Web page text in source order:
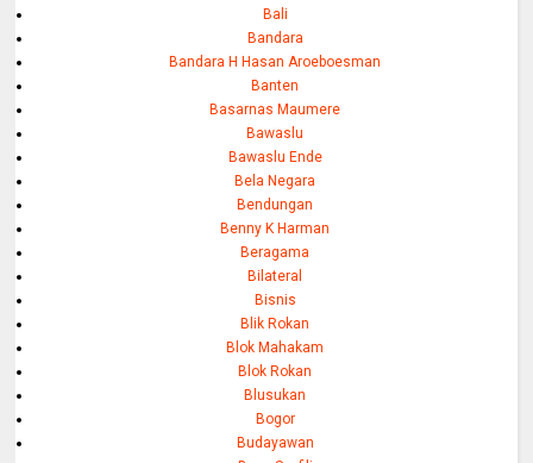
Bali
Bandara
Bandara H Hasan Aroeboesman
Banten
Basarnas Maumere
Bawaslu
Bawaslu Ende
Bela Negara
Bendungan
Benny K Harman
Beragama
Bilateral
Bisnis
Blik Rokan
Blok Mahakam
Blok Rokan
Blusukan
Bogor
Budayawan